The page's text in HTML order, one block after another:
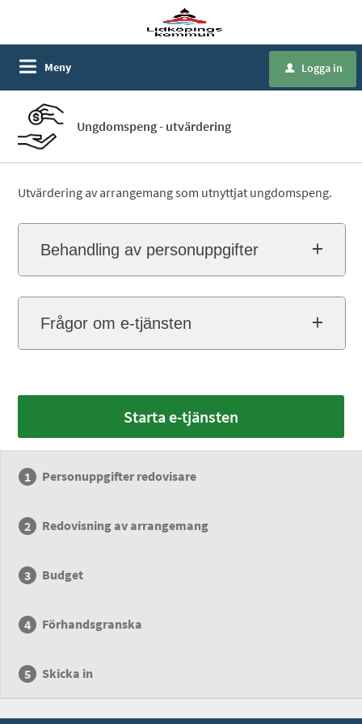
Meny u Logga in
Ungdomspeng - utvärdering
Utvärdering av arrangemang som utnyttjat ungdomspeng.
Behandling av personuppgifter
Frågor om e-tjänsten
Starta e-tjänsten
Personuppgifter redovisare
Redovisning av arrangemang
Budget
Förhandsgranska
Skicka in